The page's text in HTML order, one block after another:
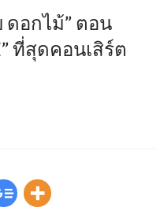
ดอกไม้” ตอน
ที่สุดคอนเสิร์ต